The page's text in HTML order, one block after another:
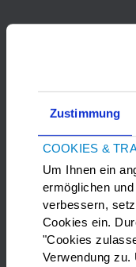
Zustimmung
COOKIES &
Um Ihnen ein
ermöglichen
verbessern,
Cookies ein.
"Cookies
Verwendung zu.
Marketing-Cookies
anzuzeigen.